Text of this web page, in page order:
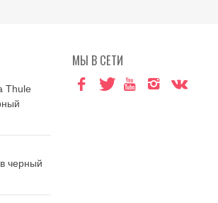
Thule
черный
МЫ В СЕТИ